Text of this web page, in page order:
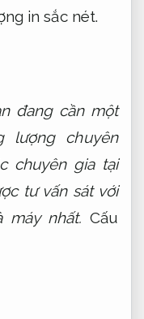
in sắc nét.
đang cần một
lượng chuyên
chuyên gia tại
tư vấn sát với
máy nhất. Cấu